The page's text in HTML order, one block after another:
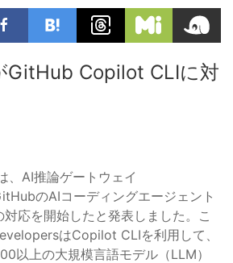
GitHub Copilot CLIに対
、AI推論ゲートウェイ
のAIコーディングエージェント
応を開始したと発表しました。こ
はCopilot CLIを利用して、
以上の大規模言語モデル（LLM）